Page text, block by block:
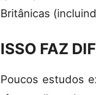
Britânicas
ISSO FAZ
Poucos estudos